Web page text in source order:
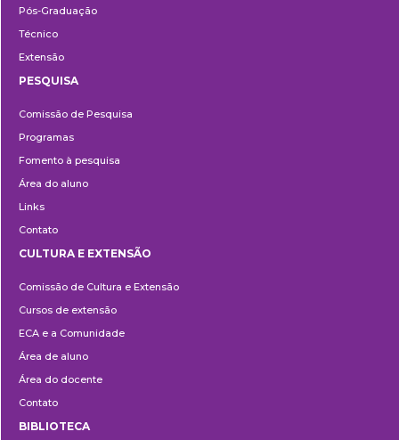
Pós-Graduação
Técnico
Extensão
PESQUISA
Comissão de Pesquisa
Programas
Fomento à pesquisa
Área do aluno
Links
Contato
e
Extensão
CULTURA E EXTENSÃO
Comissão de Cultura e Extensão
Cursos de extensão
ECA e a Comunidade
Área de aluno
Área do docente
Contato
BIBLIOTECA